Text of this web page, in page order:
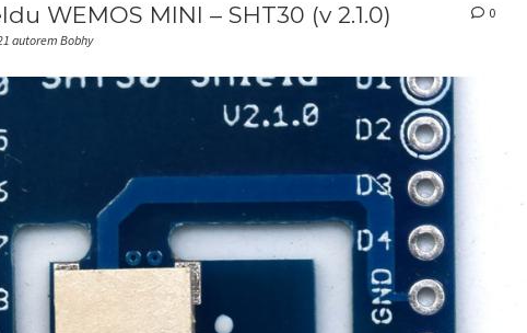
WEMOS MINI – SHT30 (v 2.1.0)
autorem Bobhy
0